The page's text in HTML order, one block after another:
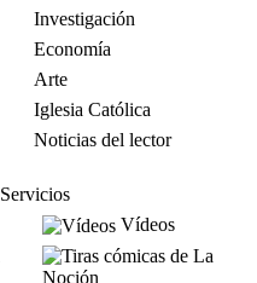
Investigación
Economía
Arte
Iglesia Católica
Noticias del lector
Servicios
Vídeos